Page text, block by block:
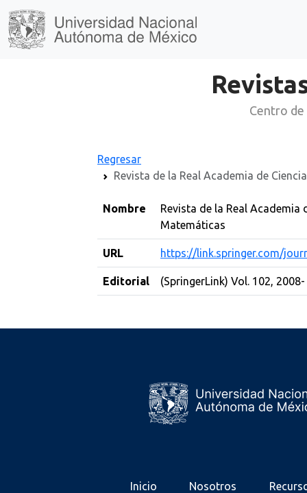
Centro de
Regresar
Revista de la Real Academia de
Nombre
Revista de la Real Academia
Matemáticas
URL https://link.springer.com/
Editorial (SpringerLink) Vol. 102, 2008-
Inicio Nosotros